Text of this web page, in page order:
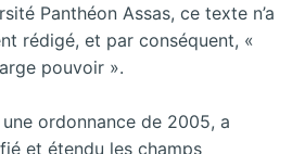
Panthéon Assas, ce texte n’a
rédigé, et par conséquent, «
pouvoir ».
ordonnance de 2005, a
et étendu les champs